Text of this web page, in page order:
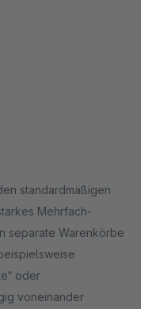
standardmäßigen
Mehrfach-
separate Warenkörbe
oder
voneinander